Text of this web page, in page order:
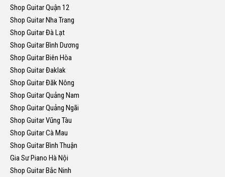
Shop Guitar Quận 12
Shop Guitar Nha Trang
Shop Guitar Đà Lạt
Shop Guitar Bình Dương
Shop Guitar Biên Hòa
Shop Guitar Đaklak
Shop Guitar Đăk Nông
Shop Guitar Quảng Nam
Shop Guitar Quảng Ngãi
Shop Guitar Vũng Tàu
Shop Guitar Cà Mau
Shop Guitar Bình Thuận
Gia Sư Piano Hà Nội
Shop Guitar Bắc Ninh